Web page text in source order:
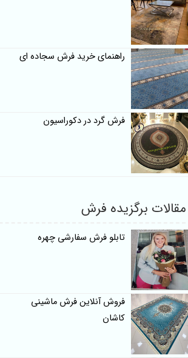
راهنمای خرید فرش سجاده ای
فرش گرد در دکوراسیون
برگزیده فرش
تابلو فرش سفارشی چهره
فروش آنلاین فرش ماشینی
کاشان